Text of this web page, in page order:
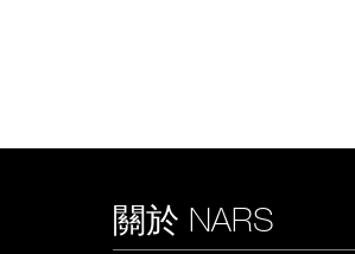
關於 NARS